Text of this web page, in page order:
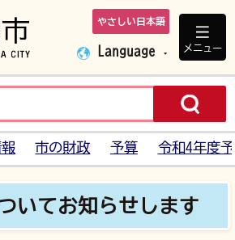
下妻市ホームペ
やさしい日本語
Language メニュー
市の財政 予算 令和4年度
いてお知らせします